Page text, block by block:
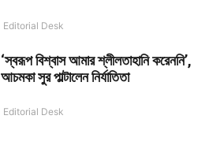
Editorial Desk
‘স্বরূপ বিশ্বাস আমার শ্লীলতাহানি করেননি’,
আচমকা সুর পাল্টালেন নির্যাতিতা
Editorial Desk